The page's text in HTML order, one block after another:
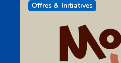
Offres & Initiatives